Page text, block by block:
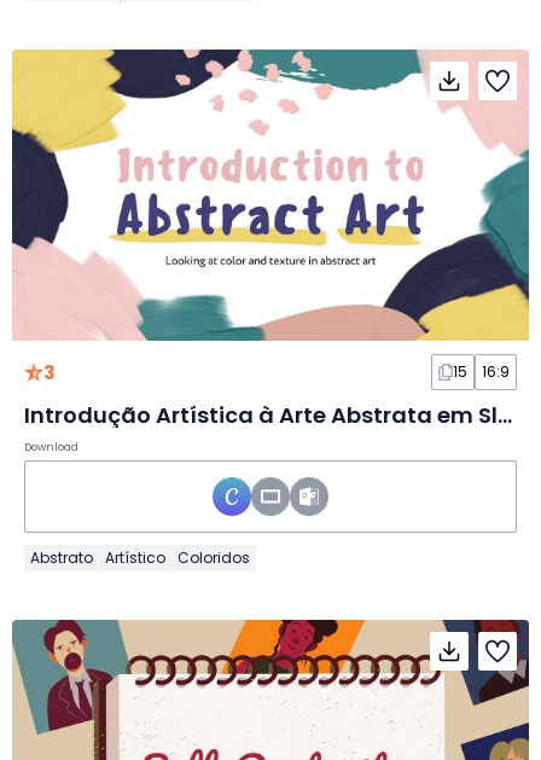
3 15 16:9
Introdução Artística à Arte Abstrata em Slides
Download
Abstrato Artístico Coloridos